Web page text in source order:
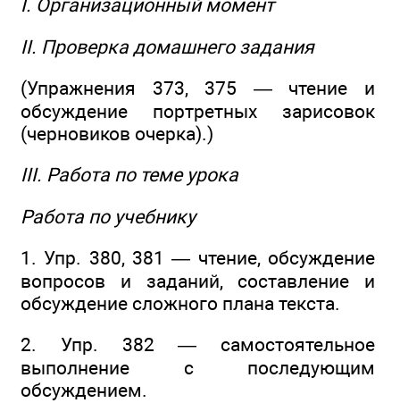
I. Организационный момент
II. Проверка домашнего задания
(Упражнения 373, 375 — чтение и
обсуждение портретных зарисовок
(черновиков очерка).)
III. Работа по теме урока
Работа по учебнику
1. Упр. 380, 381 — чтение, обсуждение
вопросов и заданий, составление и
обсуждение сложного плана текста.
2. Упр. 382 — самостоятельное
выполнение с последующим
обсуждением.